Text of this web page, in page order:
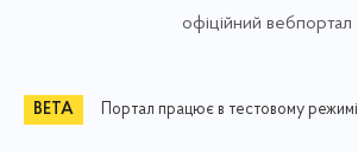
офіційний вебпортал
Портал працює в тестовому режимі